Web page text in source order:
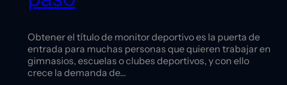
Obtener el título de monitor deportivo es la puerta de
entrada para muchas personas que quieren trabajar en
gimnasios, escuelas o clubes deportivos, y con ello
crece la demanda de…